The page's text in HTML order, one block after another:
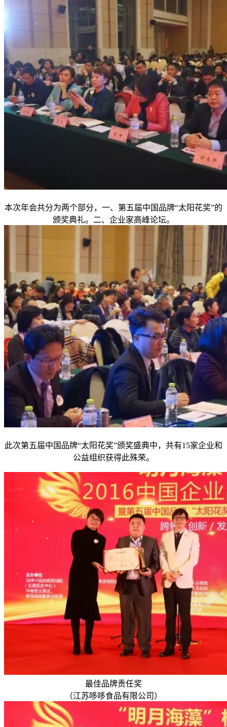
本次年会共分为两个部分，一、第五届中国品牌“太阳花奖”的
颁奖典礼。二、企业家高峰论坛。
此次第五届中国品牌“太阳花奖”颁奖盛典中，共有15家企业和
公益组织获得此殊荣。
最佳品牌责任奖
（江苏哆哆食品有限公司）